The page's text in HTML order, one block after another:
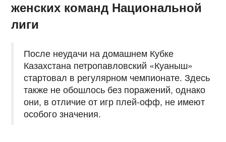
женских команд Национальной
лиги
После неудачи на домашнем Кубке
Казахстана петропавловский «Куаныш»
стартовал в регулярном чемпионате. Здесь
также не обошлось без поражений, однако
они, в отличие от игр плей-офф, не имеют
особого значения.